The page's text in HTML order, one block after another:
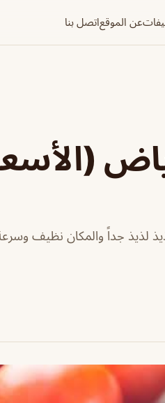
عن الموقعاتصل بنا
لذيذ جداً والمكان نظيف